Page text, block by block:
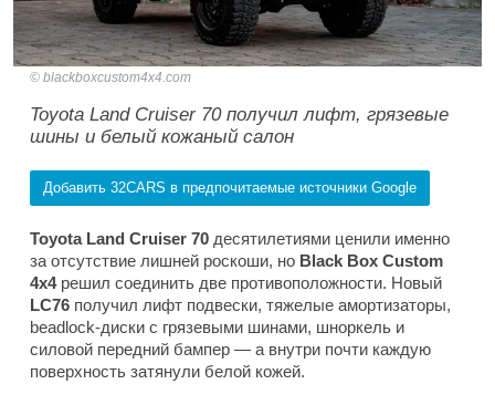
blackboxcustom4x4.com
Toyota Land Cruiser 70 получил лифт, грязевые
шины и белый кожаный салон
Добавить 32CARS в предпочитаемые источники Google
Toyota Land Cruiser 70 десятилетиями ценили именно
за отсутствие лишней роскоши, но Black Box Custom
4x4решил соединить две противоположности. Новый
LC76 получил лифт подвески, тяжелые амортизаторы,
beadlock-диски с грязевыми шинами, шноркель и
силовой передний бампер — а внутри почти каждую
поверхность затянули белой кожей.